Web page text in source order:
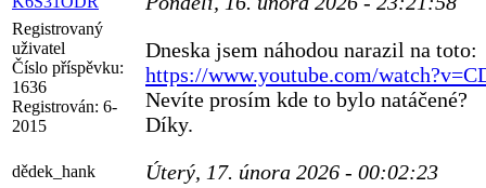
Registrovaný
uživatel
Číslo příspěvku:
1636
Registrován: 6-
2015
Dneska jsem náhodou narazil na toto:
https://www.youtube.com/
Nevíte prosím kde to bylo natáčené?
Díky.
dědek_hank Úterý, 17. února 2026 - 00:02:23